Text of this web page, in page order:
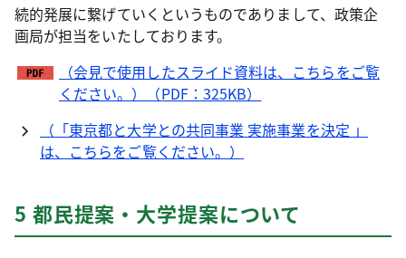
続的発展に繋げていくというものでありまして、政策企
画局が担当をいたしております。
（会見で使用したスライド資料は、こちらをご覧
ください。）（PDF：325KB）
（「東京都と大学との共同事業 実施事業を決定 」
は、こちらをご覧ください。）
5 都民提案・大学提案について